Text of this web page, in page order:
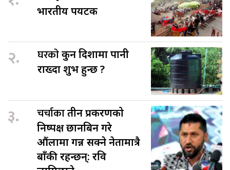
भारतीय पर्यटक
२. घरकाेकुन दिशामा पानी
राख्दा शुभ हुन्छ ?
३. चर्चाकातीन प्रकरणको
निष्पक्ष छानबिन गरे
औंलामा गन्न सक्ने नेतामात्रै
बाँकी रहन्छन्: रवि